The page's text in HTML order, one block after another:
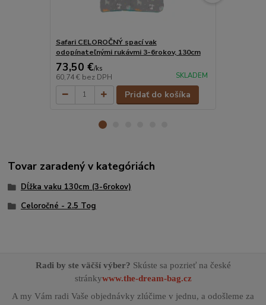
Safari CELOROČNÝ spací vak
odopínateľnými rukávmi 3-6rokov, 130cm
73,50 €/ks
60,74 € bez DPH SKLADEM
Pridať do košíka
Tovar zaradený v kategóriách
Dĺžka vaku 130cm (3-6rokov)
Celoročné - 2.5 Tog
Radi by ste väčší výber? Skúste sa pozrieť na české
stránkywww.the-dream-bag.cz
A my Vám radi Vaše objednávky zlúčime v jednu, a odošleme za